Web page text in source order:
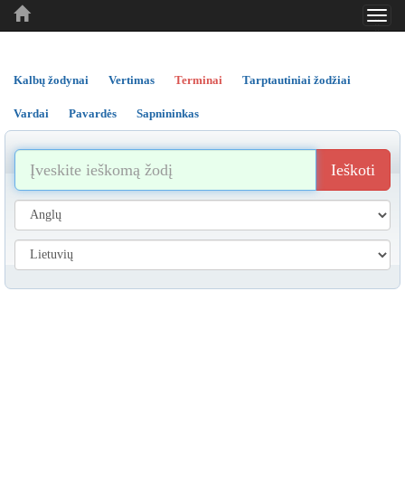
..
..
Kalbų žodynai Vertimas Terminai Tarptautiniai žodžiai
Vardai Pavardės Sapnininkas
Ieškoti